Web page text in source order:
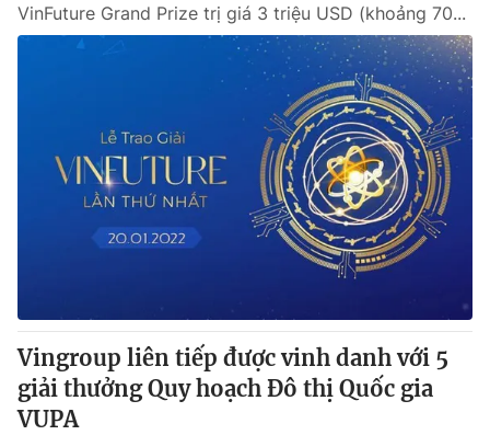
VinFuture Grand Prize trị giá 3 triệu USD (khoảng 70...
Vingroup liên tiếp được vinh danh với 5
giải thưởng Quy hoạch Đô thị Quốc gia
VUPA